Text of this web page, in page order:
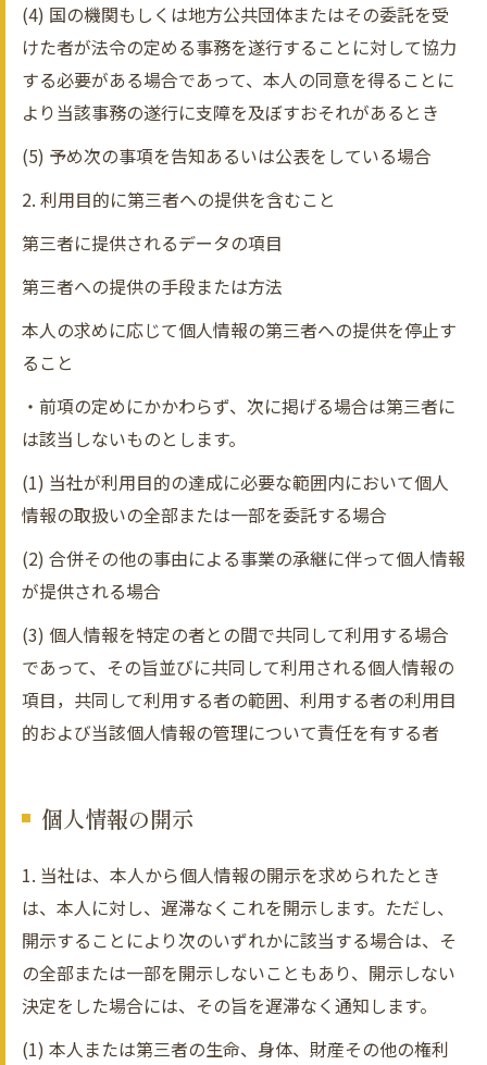
(4) 国の機関もしくは地方公共団体またはその委託を受
けた者が法令の定める事務を遂行することに対して協力
する必要がある場合であって、本人の同意を得ることに
より当該事務の遂行に支障を及ぼすおそれがあるとき
(5) 予め次の事項を告知あるいは公表をしている場合
2. 利用目的に第三者への提供を含むこと
第三者に提供されるデータの項目
第三者への提供の手段または方法
本人の求めに応じて個人情報の第三者への提供を停止す
ること
・前項の定めにかかわらず、次に掲げる場合は第三者に
は該当しないものとします。
(1) 当社が利用目的の達成に必要な範囲内において個人
情報の取扱いの全部または一部を委託する場合
(2) 合併その他の事由による事業の承継に伴って個人情報
が提供される場合
(3) 個人情報を特定の者との間で共同して利用する場合
であって、その旨並びに共同して利用される個人情報の
項目，共同して利用する者の範囲、利用する者の利用目
的および当該個人情報の管理について責任を有する者
個人情報の開示
1. 当社は、本人から個人情報の開示を求められたとき
は、本人に対し、遅滞なくこれを開示します。ただし、
開示することにより次のいずれかに該当する場合は、そ
の全部または一部を開示しないこともあり、開示しない
決定をした場合には、その旨を遅滞なく通知します。
(1) 本人または第三者の生命、身体、財産その他の権利